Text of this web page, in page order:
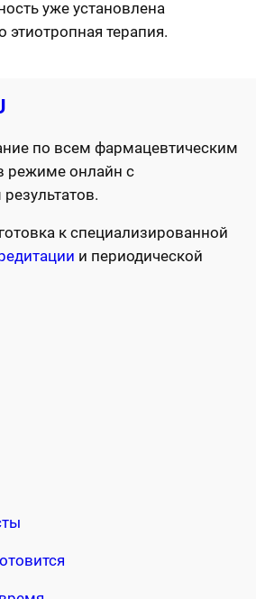
уже установлена
этиотропная терапия.
по всем фармацевтическим
режиме онлайн с
к специализированной
и периодической